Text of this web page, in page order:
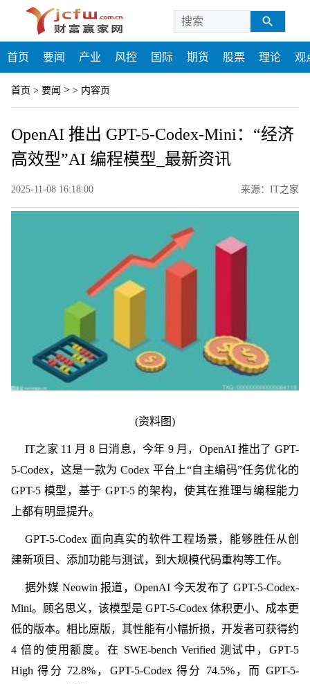
首页 要闻 产业 风控 国际 期货 股票 理论 观
首页 > 要闻 > > 内容页
OpenAI 推出 GPT-5-Codex-Mini：“经济
高效型”AI 编程模型_最新资讯
2025-11-08 16:18:00 来源：IT之家
(资料图)
IT之家 11 月 8 日消息，今年 9 月，OpenAI 推出了 GPT-
5-Codex，这是一款为 Codex 平台上“自主编码”任务优化的
GPT-5 模型，基于 GPT-5 的架构，使其在推理与编程能力
上都有明显提升。
GPT-5-Codex 面向真实的软件工程场景，能够胜任从创
建新项目、添加功能与测试，到大规模代码重构等工作。
据外媒 Neowin 报道，OpenAI 今天发布了 GPT-5-Codex-
Mini。顾名思义，该模型是 GPT-5-Codex 体积更小、成本更
低的版本。相比原版，其性能有小幅折损，开发者可获得约
4 倍的使用额度。在 SWE-bench Verified 测试中，GPT-5
High 得分 72.8%，GPT-5-Codex 得分 74.5%，而 GPT-5-